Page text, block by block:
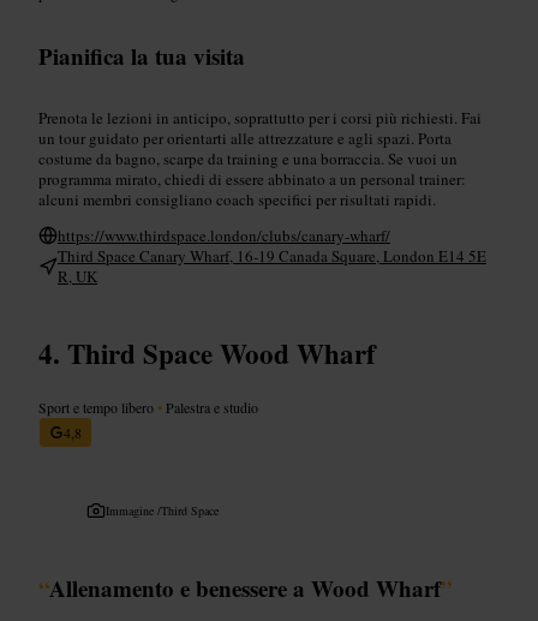
Pianifica la tua visita
Prenota le lezioni in anticipo, soprattutto per i corsi più richiesti. Fai
un tour guidato per orientarti alle attrezzature e agli spazi. Porta
costume da bagno, scarpe da training e una borraccia. Se vuoi un
programma mirato, chiedi di essere abbinato a un personal trainer:
alcuni membri consigliano coach specifici per risultati rapidi.
https://www.thirdspace.london/clubs/canary-wharf/
Third Space Canary Wharf, 16-19 Canada Square, London E14 5E
R, UK
Third Space Wood Wharf
Sport e tempo libero • Palestra e studio
4,8
Immagine /Third Space
“Allenamento e benessere a Wood Wharf”